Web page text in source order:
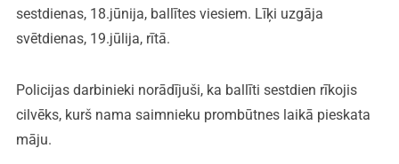
sestdienas, 18.jūnija, ballītes viesiem. Līķi uzgāja
svētdienas, 19.jūlija, rītā.
Policijas darbinieki norādījuši, ka ballīti sestdien rīkojis
cilvēks, kurš nama saimnieku prombūtnes laikā pieskata
māju.